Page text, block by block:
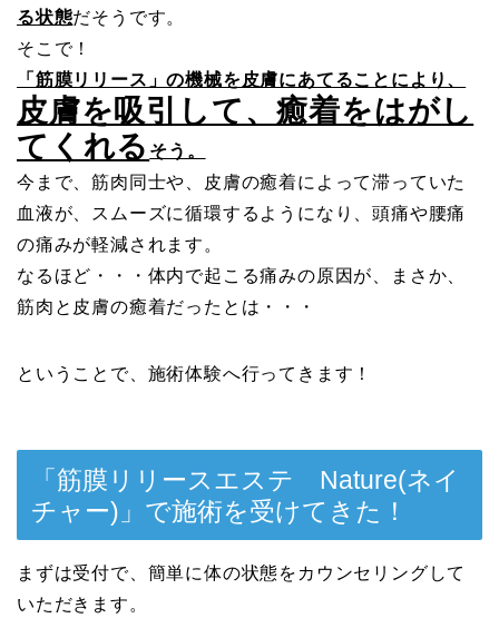
る状態だそうです。
そこで！
「筋膜リリース」の機械を皮膚にあてることにより、
皮膚を吸引して、癒着をはがし
てくれる そう。
今まで、筋肉同士や、皮膚の癒着によって滞っていた
血液が、スムーズに循環するようになり、頭痛や腰痛
の痛みが軽減されます。
なるほど・・・体内で起こる痛みの原因が、まさか、
筋肉と皮膚の癒着だったとは・・・
ということで、施術体験へ行ってきます！
「筋膜リリースエステ Nature(ネイ
チャー)」で施術を受けてきた！
まずは受付で、簡単に体の状態をカウンセリングして
いただきます。